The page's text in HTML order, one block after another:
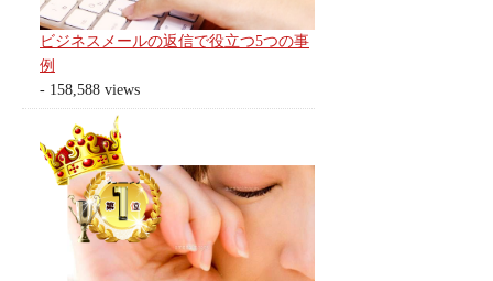
ビジネスメールの返信で役立つ5つの事
例
- 158,588 views